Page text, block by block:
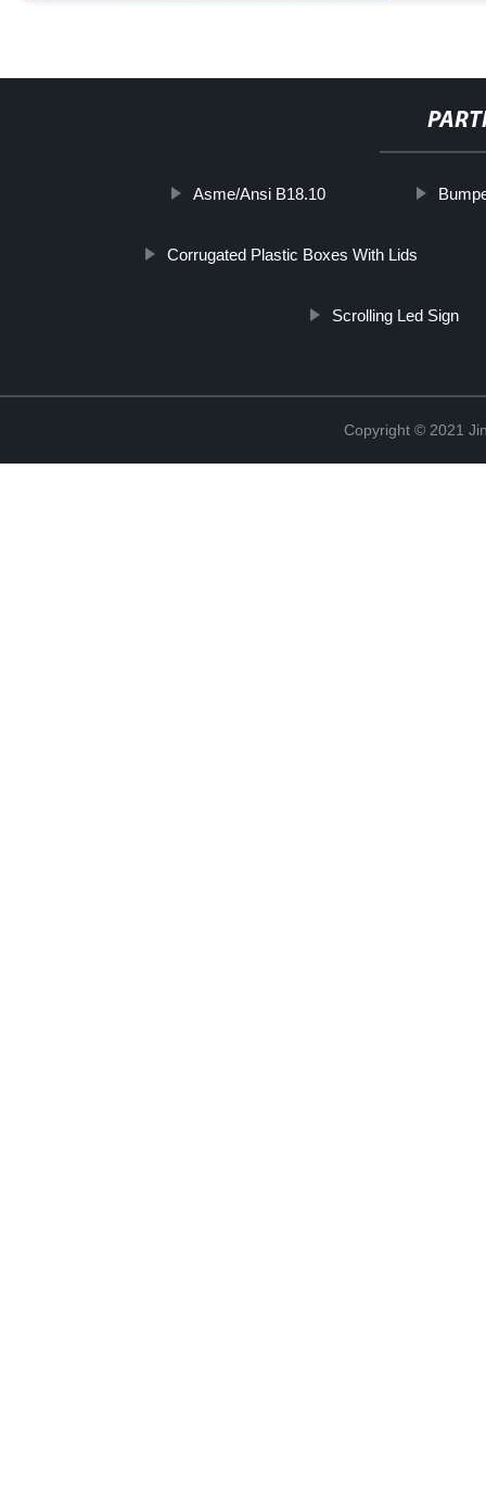
Asme/Ansi B18.10
Corrugated Plastic Boxes With Lids
Scrolling Led Sign
Copyright © 2021